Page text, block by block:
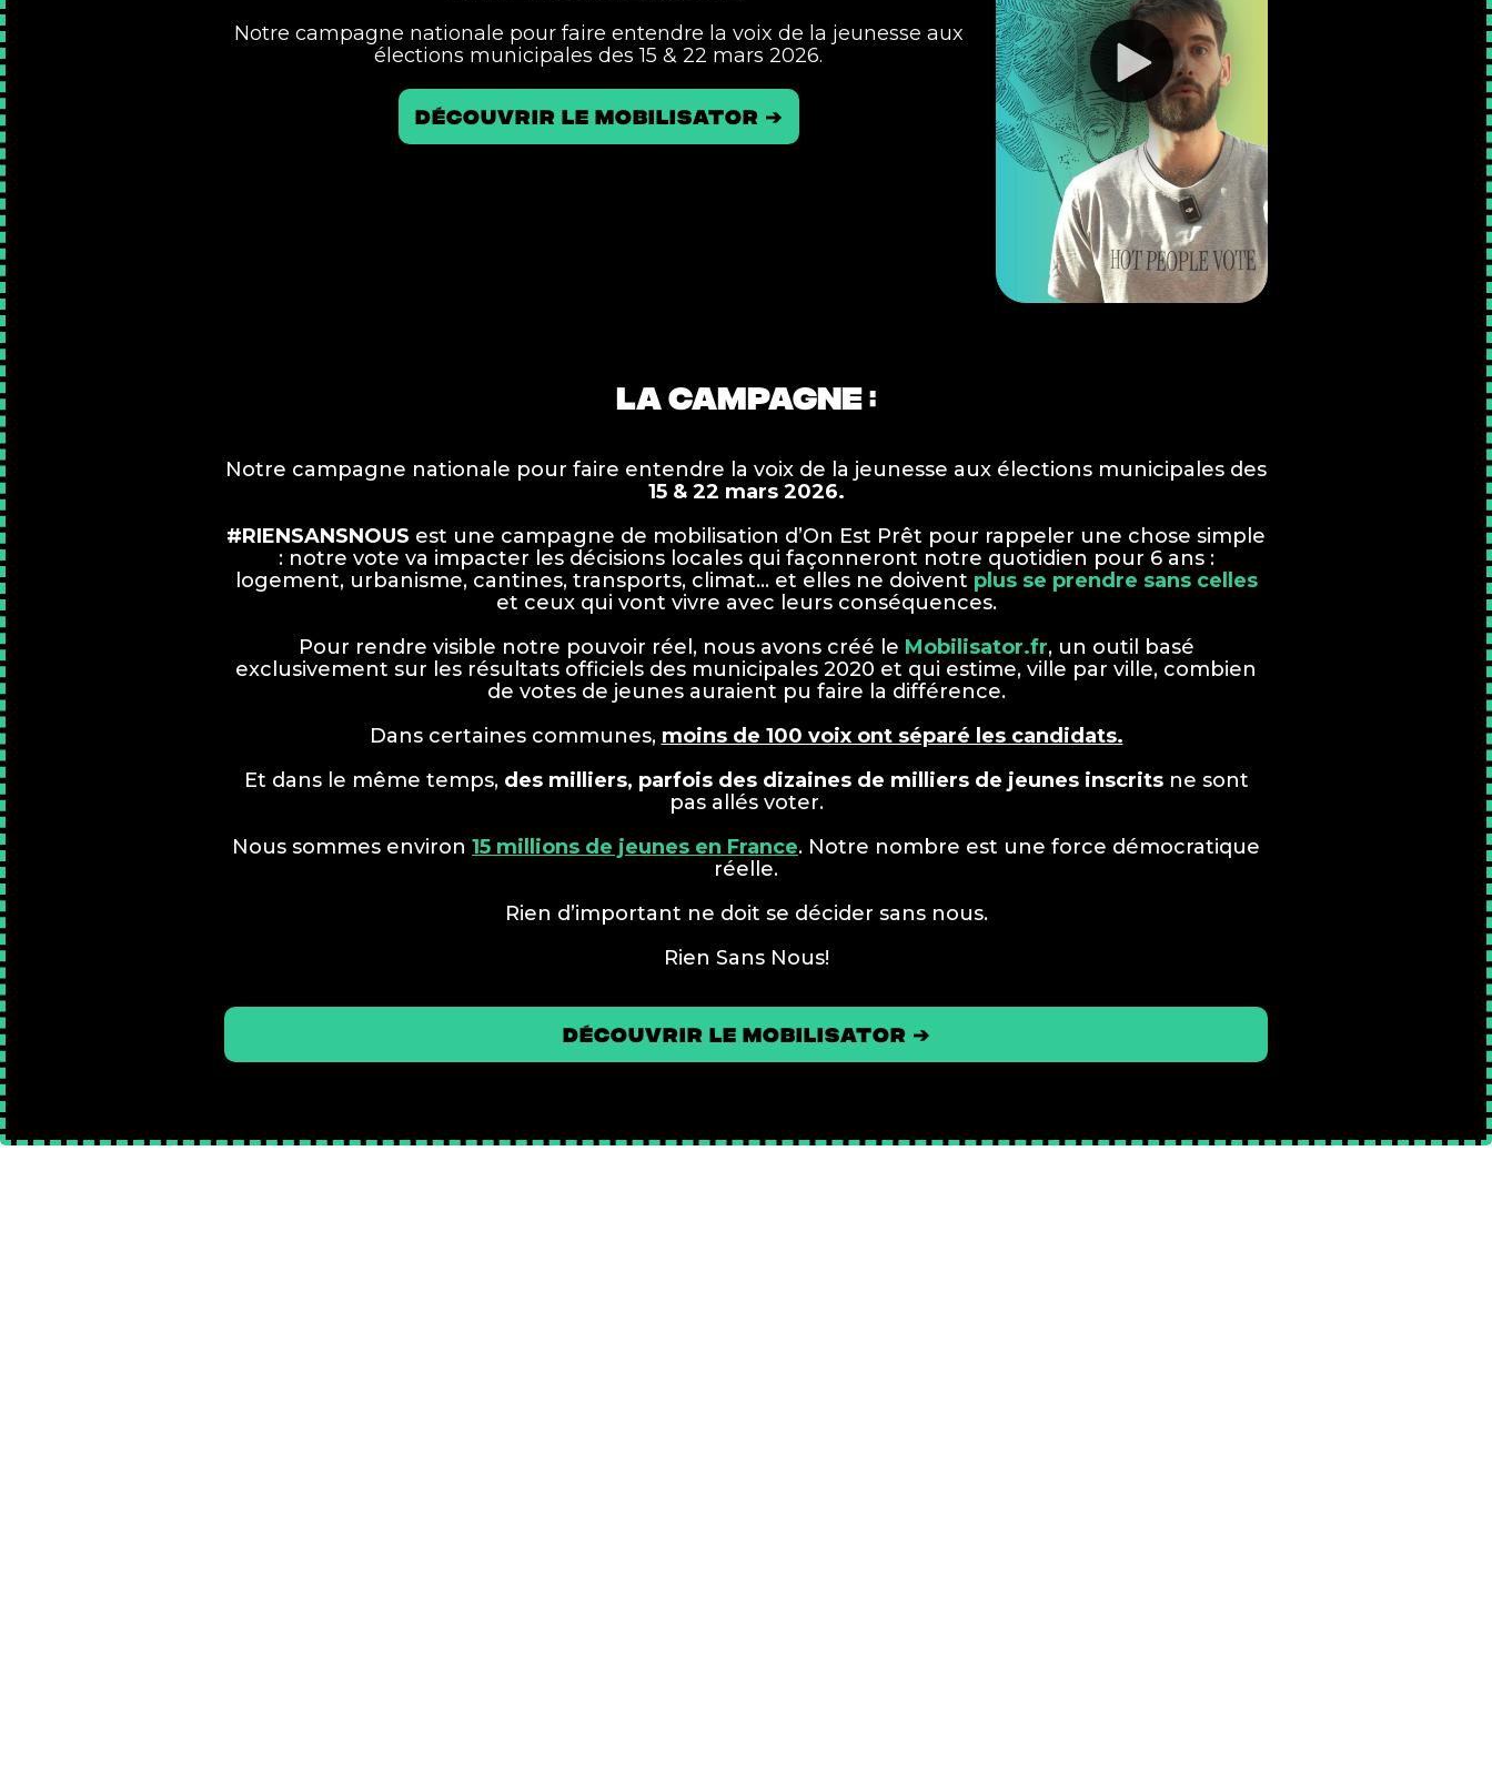
Notre campagne nationale pour faire entendre la voix de la jeunesse aux
élections municipales des 15 & 22 mars 2026.
découvrir le mobilisator ➔
LA CAMPAGNE :
Notre campagne nationale pour faire entendre la voix de la jeunesse aux élections municipales des
15 & 22 mars 2026.
#RIENSANSNOUS est une campagne de mobilisation d’On Est Prêt pour rappeler une chose simple
: notre vote va impacter les décisions locales qui façonneront notre quotidien pour 6 ans :
logement, urbanisme, cantines, transports, climat… et elles ne doivent plus se prendre sans celles
et ceux qui vont vivre avec leurs conséquences.
Pour rendre visible notre pouvoir réel, nous avons créé le Mobilisator.fr, un outil basé
exclusivement sur les résultats officiels des municipales 2020 et qui estime, ville par ville, combien
de votes de jeunes auraient pu faire la différence.
Dans certaines communes, moins de 100 voix ont séparé les candidats.
Et dans le même temps, des milliers, parfois des dizaines de milliers de jeunes inscritsne sont
pas allés voter.
Nous sommes environ 15 millions de jeunes en France. Notre nombre est une force démocratique
réelle.
Rien d’important ne doit se décider sans nous.
Rien Sans Nous!
découvrir le mobilisator ➔